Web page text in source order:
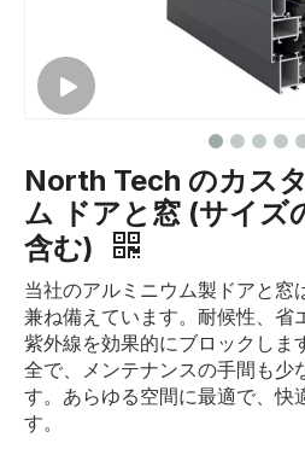
North Tech のカス
ム ドアと窓 (サイズ
含む)
当社のアルミニウム製ドアと窓
兼ね備えています。耐候性、省
紫外線を効果的にブロックしま
全で、メンテナンスの手間も少
す。あらゆる空間に最適で、快
す。